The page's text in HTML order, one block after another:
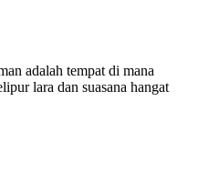
adalah tempat di mana
lara dan suasana hangat